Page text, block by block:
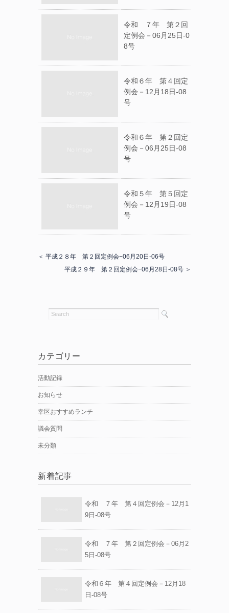
令和 ７年 第２回
定例会－06月25日-0
8号
令和６年 第４回定
例会－12月18日-08
号
令和６年 第２回定
例会－06月25日-08
号
令和５年 第５回定
例会－12月19日-08
号
＜ 平成２８年 第２回定例会−06月20日-06号
平成２９年 第２回定例会−06月28日-08号 ＞
カテゴリー
活動記録
お知らせ
幸区おすすめランチ
議会質問
未分類
新着記事
令和 ７年 第４回定例会－12月1
9日-08号
令和 ７年 第２回定例会－06月2
5日-08号
令和６年 第４回定例会－12月18
日-08号